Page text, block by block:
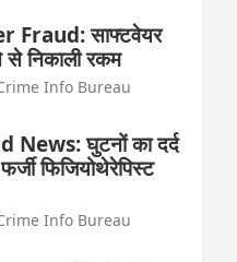
Fraud: साफ्टवेयर
से निकाली रकम
Info Bureau
घुटनों का दर्द
फिजियोथेरेपिस्ट
Info Bureau